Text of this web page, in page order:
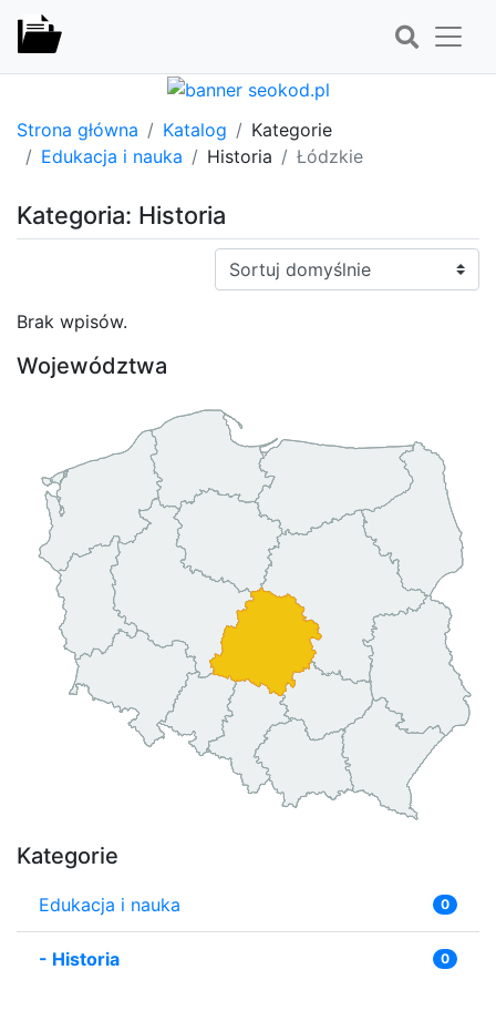
Strona główna Katalog
Kategorie
Edukacja i nauka
Historia Łódzkie
Kategoria: Historia
Sortuj:
Brak wpisów.
Województwa
Kategorie
Edukacja i nauka 0
- Historia 0